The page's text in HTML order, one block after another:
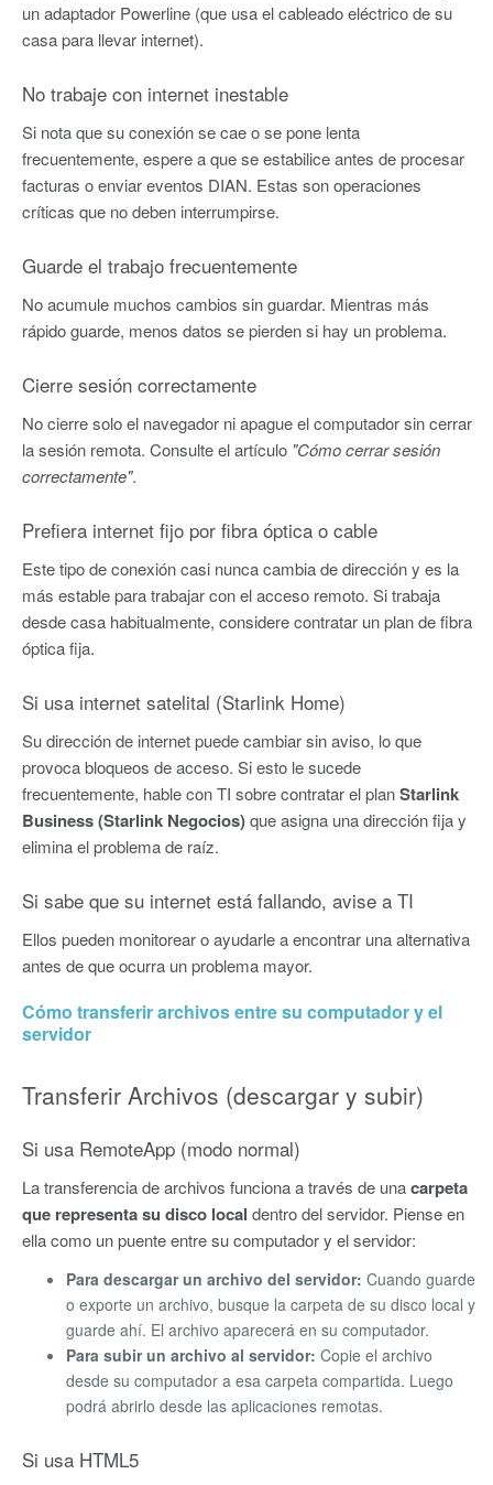
un adaptador Powerline (que usa el cableado eléctrico de su
casa para llevar internet).
No trabaje con internet inestable
Si nota que su conexión se cae o se pone lenta
frecuentemente, espere a que se estabilice antes de procesar
facturas o enviar eventos DIAN. Estas son operaciones
críticas que no deben interrumpirse.
Guarde el trabajo frecuentemente
No acumule muchos cambios sin guardar. Mientras más
rápido guarde, menos datos se pierden si hay un problema.
Cierre sesión correctamente
No cierre solo el navegador ni apague el computador sin cerrar
la sesión remota. Consulte el artículo "Cómo cerrar sesión
correctamente".
Prefiera internet fijo por fibra óptica o cable
Este tipo de conexión casi nunca cambia de dirección y es la
más estable para trabajar con el acceso remoto. Si trabaja
desde casa habitualmente, considere contratar un plan de fibra
óptica fija.
Si usa internet satelital (Starlink Home)
Su dirección de internet puede cambiar sin aviso, lo que
provoca bloqueos de acceso. Si esto le sucede
frecuentemente, hable con TI sobre contratar el planStarlink
Business (Starlink Negocios)que asigna una dirección fija y
elimina el problema de raíz.
Si sabe que su internet está fallando, avise a TI
Ellos pueden monitorear o ayudarle a encontrar una alternativa
antes de que ocurra un problema mayor.
Cómo transferir archivos entre su computador y el
servidor
Transferir Archivos (descargar y subir)
Si usa RemoteApp (modo normal)
La transferencia de archivos funciona a través de unacarpeta
que representa su disco local dentro del servidor. Piense en
ella como un puente entre su computador y el servidor:
Para descargar un archivo del servidor: Cuando guarde
o exporte un archivo, busque la carpeta de su disco local y
guarde ahí. El archivo aparecerá en su computador.
Para subir un archivo al servidor: Copie el archivo
desde su computador a esa carpeta compartida. Luego
podrá abrirlo desde las aplicaciones remotas.
Si usa HTML5